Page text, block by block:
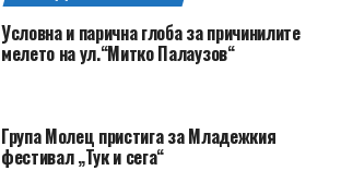
Условна и парична глоба за причинилите
мелето на ул.“Митко Палаузов“
Група Молец пристига за Младежкия
фестивал „Тук и сега“